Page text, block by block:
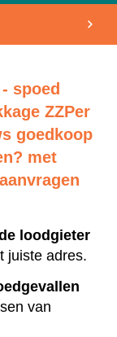
spoed
ZZPer
goedkoop
met
loodgieter
juiste adres.
van